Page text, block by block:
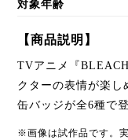
対象年齢
【商品説明】
TVアニメ『
クターの表情が楽し
缶バッジが全6種で
※画像は試作品です。